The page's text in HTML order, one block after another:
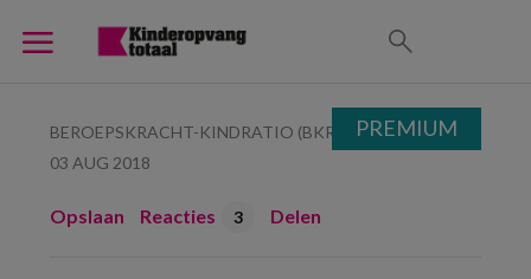
BEROEPSKRACHT-KINDRATIO (BKR)
03 AUG 2018
Opslaan Reacties 3 Delen
PREMIUM